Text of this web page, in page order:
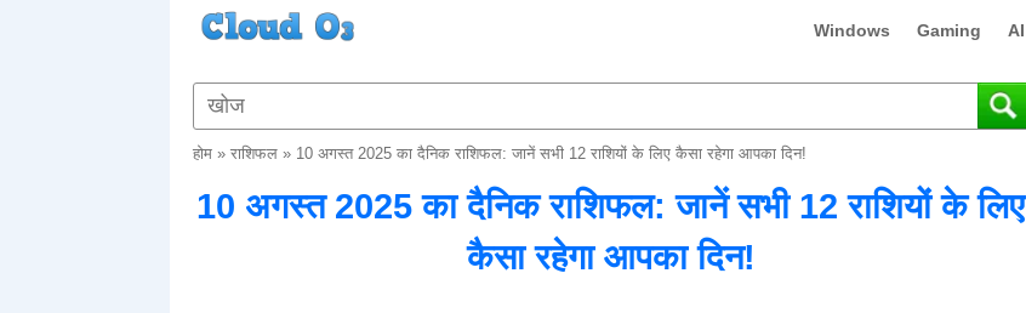
Windows Gaming AI
होम» राशिफल» 10 अगस्त 2025 का दैनिक राशिफल: जानें सभी 12 राशियों के लिए कैसा रहेगा आपका दिन!
10 अगस्त 2025 का दैनिक राशिफल: जानें सभी 12 राशियों के लिए
कैसा रहेगा आपका दिन!